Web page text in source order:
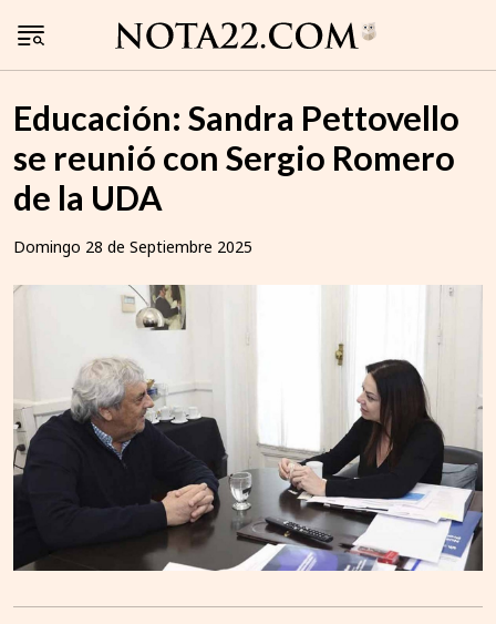
Educación: Sandra Pettovello
se reunió con Sergio Romero
de la UDA
Domingo 28 de Septiembre 2025